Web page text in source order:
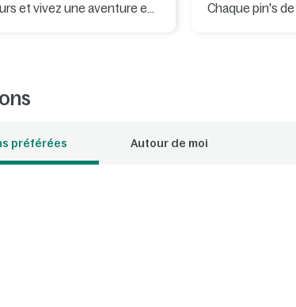
et vivez une aventure en
Chaque pin's
préférées Autour de moi